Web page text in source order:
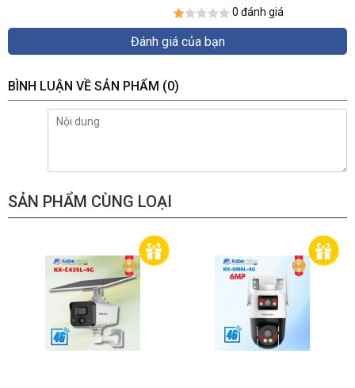
0 đánh giá
Đánh giá của bạn
BÌNH LUẬN VỀ SẢN PHẨM (0)
SẢN PHẨM CÙNG LOẠI